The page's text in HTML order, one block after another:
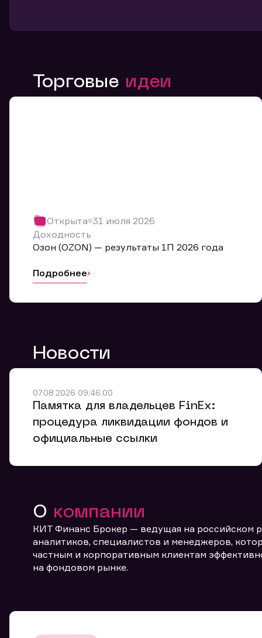
Торговые идеи
Открыта 31 июля 2026
Доходность
Озон (OZON) — результаты 1П 2026 года
Подробнее
Новости
07.08.2026 09:46:00
Памятка для владельцев FinEx:
процедура ликвидации фондов и
официальные ссылки
О компании
КИТ Финанс Брокер — ведущая на российском
аналитиков, специалистов и менеджеров,
частным и корпоративным клиентам
на фондовом рынке.
Мы
Ваше